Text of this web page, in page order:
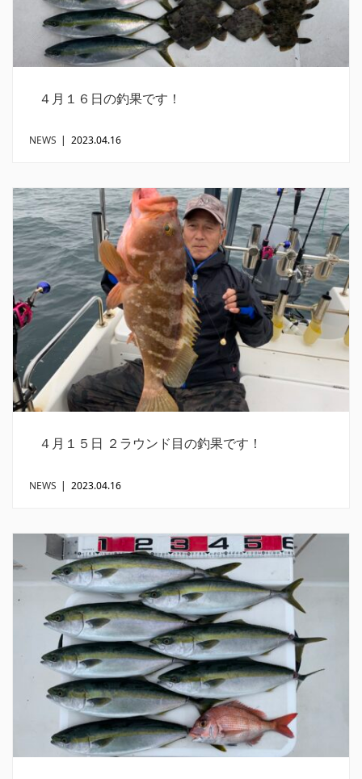
４月１６日の釣果です！
NEWS | 2023.04.16
４月１５日 ２ラウンド目の釣果です！
NEWS | 2023.04.16